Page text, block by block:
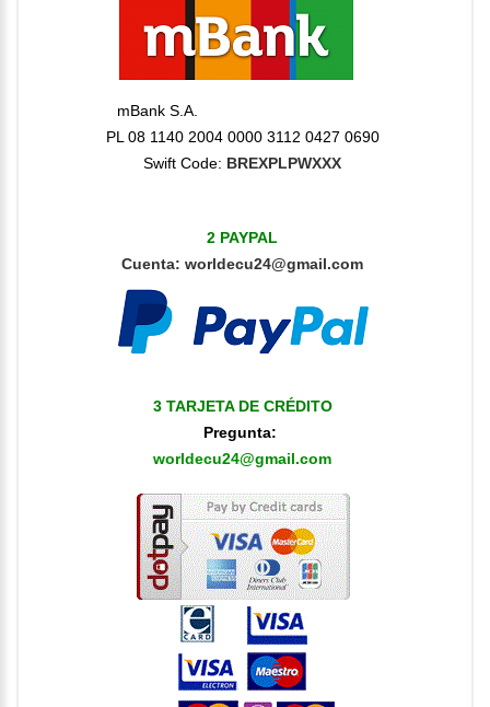
mBank S.A.
PL 08 1140 2004 0000 3112 0427 0690
Swift Code: BREXPLPWXXX
2 PAYPAL
Cuenta: worldecu24@gmail.com
3 TARJETA DE CRÉDITO
Pregunta:
worldecu24@gmail.com